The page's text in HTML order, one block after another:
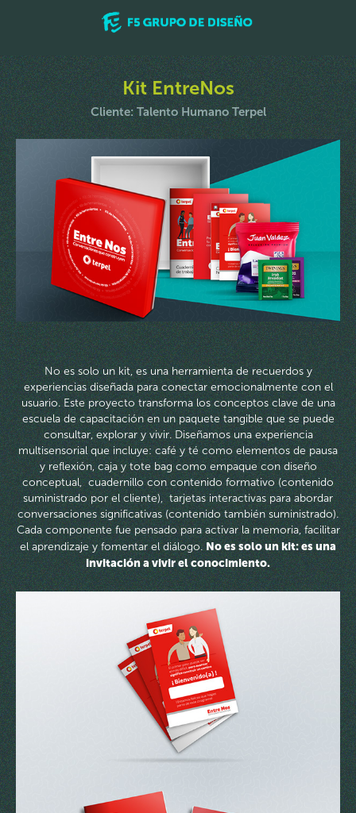
Kit EntreNos
Cliente: Talento Humano Terpel
No es solo un kit, es una herramienta de recuerdos y
experiencias diseñada para conectar emocionalmente con el
usuario. Este proyecto transforma los conceptos clave de una
escuela de capacitación en un paquete tangible que se puede
consultar, explorar y vivir. Diseñamos una experiencia
multisensorial que incluye: café y té como elementos de pausa
y reflexión, caja y tote bag como empaque con diseño
conceptual, cuadernillo con contenido formativo (contenido
suministrado por el cliente), tarjetas interactivas para abordar
conversaciones significativas (contenido también suministrado).
Cada componente fue pensado para activar la memoria, facilitar
el aprendizaje y fomentar el diálogo.No es solo un kit: es una
invitación a vivir el conocimiento.